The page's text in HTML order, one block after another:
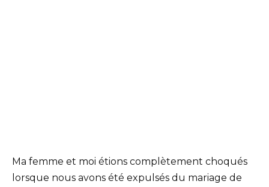
Ma femme et moi étions complètement choqués
lorsque nous avons été expulsés du mariage de